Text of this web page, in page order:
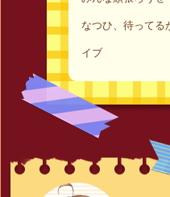
なつひ、待ってる
イブ